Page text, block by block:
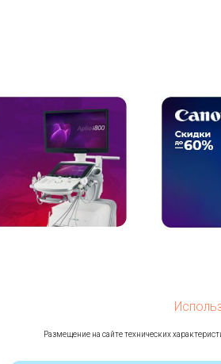
Размещение на сайте технических